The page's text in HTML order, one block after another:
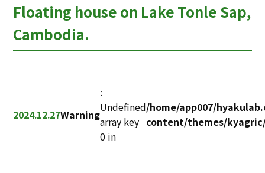
Floating house on Lake Tonle Sap,
Cambodia.
2024.12.27Warning
:
Undefined
array key
0 in
/home/app007/
content/themes/